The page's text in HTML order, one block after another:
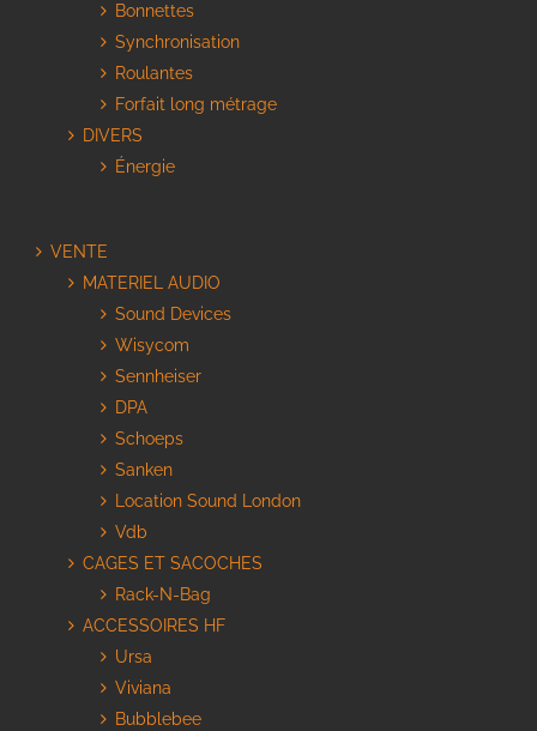
Bonnettes
Synchronisation
Roulantes
Forfait long métrage
DIVERS
Énergie
VENTE
MATERIEL AUDIO
Sound Devices
Wisycom
Sennheiser
DPA
Schoeps
Sanken
Location Sound London
Vdb
CAGES ET SACOCHES
Rack-N-Bag
ACCESSOIRES HF
Ursa
Viviana
Bubblebee